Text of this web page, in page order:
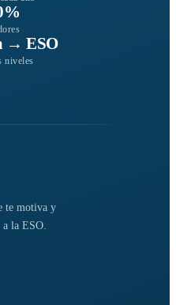
→ ESO
niveles
te motiva y
a la ESO.